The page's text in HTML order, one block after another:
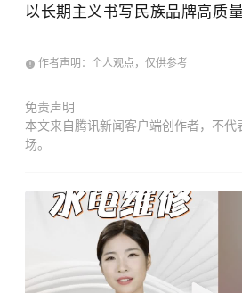
以长期主义书写民族品牌高质
作者声明：个人观点，仅供参考
免责声明
本文来自腾讯新闻客户端创作者，不代
场。